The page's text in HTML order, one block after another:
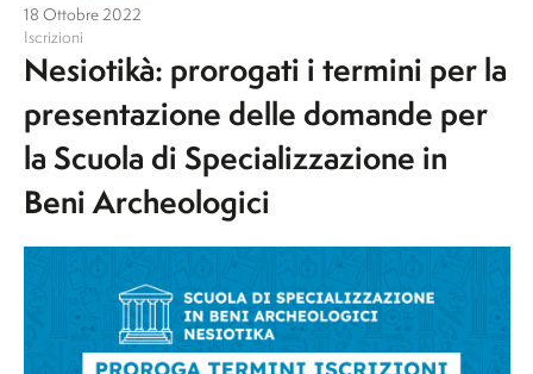
18 Ottobre 2022
Iscrizioni
Nesiotikà: prorogati i termini per la
presentazione delle domande per
la Scuola di Specializzazione in
Beni Archeologici